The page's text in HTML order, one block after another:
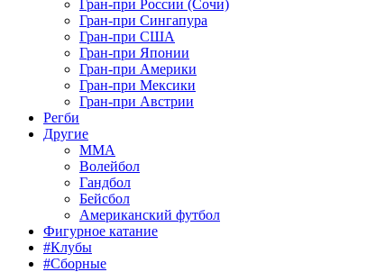
Гран-при России (Сочи)
Гран-при Сингапура
Гран-при США
Гран-при Японии
Гран-при Америки
Гран-при Мексики
Гран-при Австрии
Регби
Другие
MMA
Волейбол
Гандбол
Бейсбол
Американский футбол
Фигурное катание
#Клубы
#Сборные